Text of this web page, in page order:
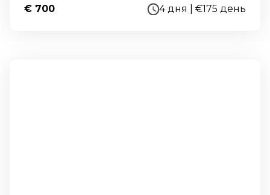
€ 700 4 дня | €175 день